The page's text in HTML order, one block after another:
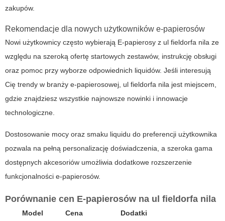
zakupów.
Rekomendacje dla nowych użytkowników e-papierosów
Nowi użytkownicy często wybierają E-papierosy z ul fieldorfa nila ze
względu na szeroką ofertę startowych zestawów, instrukcję obsługi
oraz pomoc przy wyborze odpowiednich liquidów. Jeśli interesują
Cię trendy w branży e-papierosowej, ul fieldorfa nila jest miejscem,
gdzie znajdziesz wszystkie najnowsze nowinki i innowacje
technologiczne.
Dostosowanie mocy oraz smaku liquidu do preferencji użytkownika
pozwala na pełną personalizację doświadczenia, a szeroka gama
dostępnych akcesoriów umożliwia dodatkowe rozszerzenie
funkcjonalności e-papierosów.
Porównanie cen E-papierosów na ul fieldorfa nila
Model Cena
Dodatki